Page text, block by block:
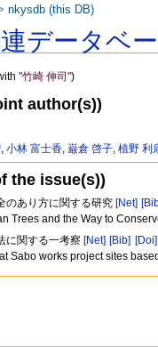
データベ
"竹崎 伸司")
author(s))
,小林 富士香, 巌倉 啓子,植野 利
the issue(s))
のあり方に関する研究 [Net]
Trees and the Way to
に関する一考察 [Net] [Bib] [Doi]
Sabo works project sites
nkysdb (this DB)